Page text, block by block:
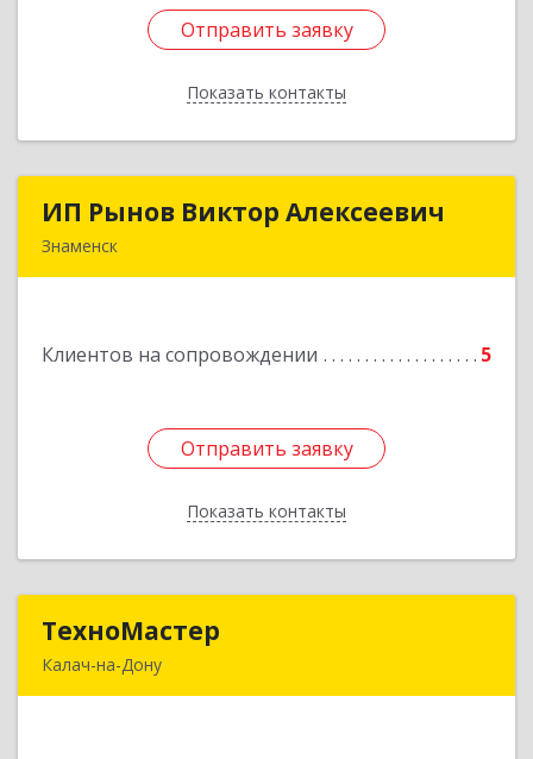
Отправить заявку
Показать контакты
Отправить заявку
Назад
ИП Рынов Виктор Алексеевич
Знаменск
Клиентов на сопровождении 5
Отправить заявку
Показать контакты
ИП Рынов Виктор Алексеевич
Отправить заявку
Назад
ТехноМастер
Калач-на-Дону